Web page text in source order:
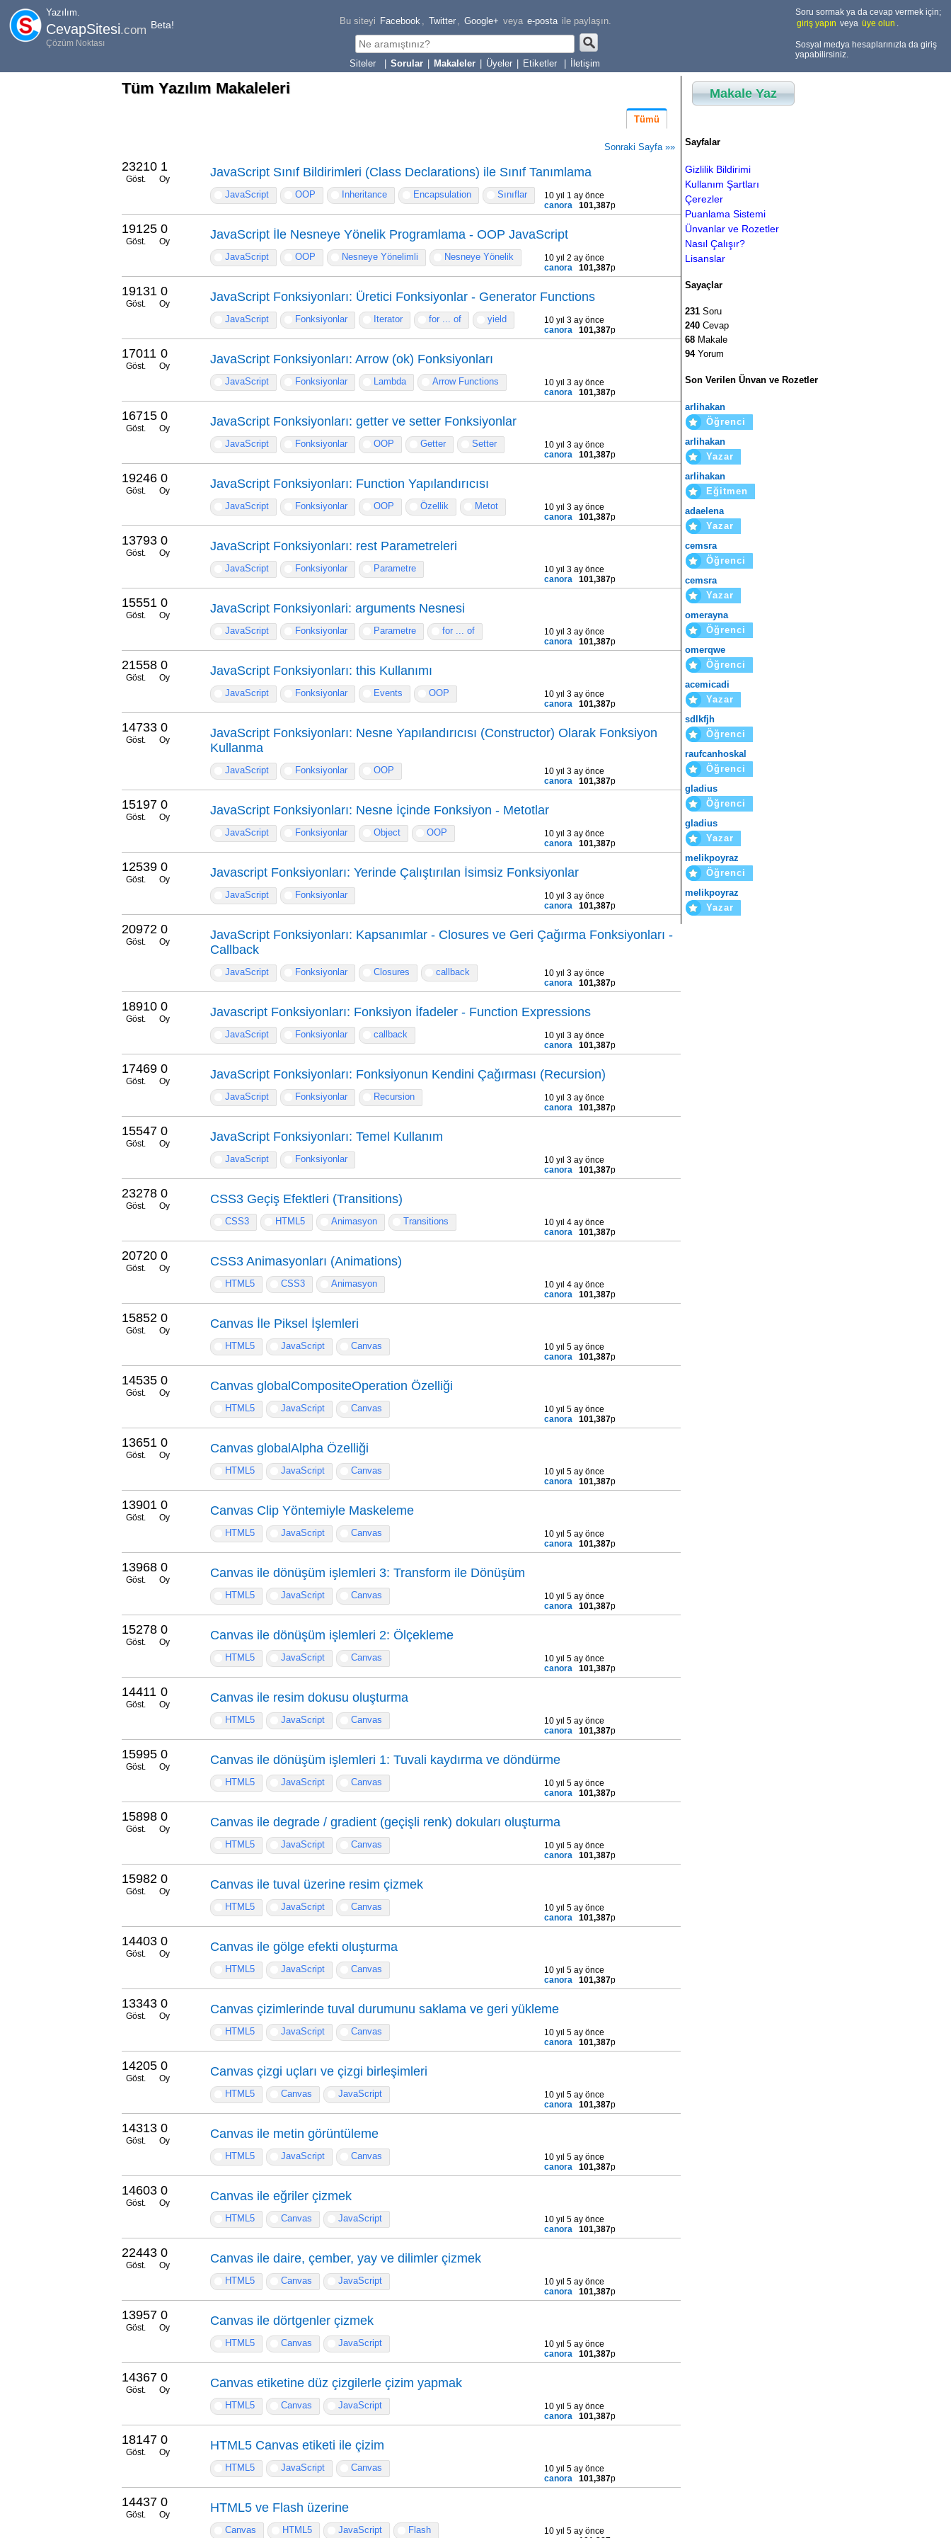
Yazılım.
CevapSitesi.com Beta!
Çözüm Noktası
Bu siteyi Facebook , Twitter , Google+ veya e-posta ile paylaşın.
Sorular Makaleler Üyeler Etiketler İletişim
Soru sormak ya da cevap vermek için;
giriş yapın veya üye olun .
Sosyal medya hesaplarınızla da giriş
yapabilirsiniz.
Tüm Yazılım Makaleleri
Tümü
Sonraki Sayfa »»
23210
Göst.
1
Oy JavaScript Sınıf Bildirimleri (Class Declarations) ile Sınıf Tanımlama
JavaScript OOP Inheritance Encapsulation Sınıflar
10 yıl 1 ay önce
canora
101,387p
19125
Göst.
0
Oy JavaScript İle Nesneye Yönelik Programlama - OOP JavaScript
JavaScript OOP Nesneye Yönelimli Nesneye Yönelik
10 yıl 2 ay önce
canora
101,387p
19131
Göst.
0
Oy JavaScript Fonksiyonları: Üretici Fonksiyonlar - Generator Functions
JavaScript Fonksiyonlar Iterator for ... of yield
10 yıl 3 ay önce
canora
101,387p
17011
Göst.
0
Oy JavaScript Fonksiyonları: Arrow (ok) Fonksiyonları
JavaScript Fonksiyonlar Lambda Arrow Functions
10 yıl 3 ay önce
canora
101,387p
16715
Göst.
0
Oy JavaScript Fonksiyonları: getter ve setter Fonksiyonlar
JavaScript Fonksiyonlar OOP Getter Setter
10 yıl 3 ay önce
canora
101,387p
19246
Göst.
0
Oy JavaScript Fonksiyonları: Function Yapılandırıcısı
JavaScript Fonksiyonlar OOP Özellik Metot
10 yıl 3 ay önce
canora
101,387p
13793
Göst.
0
Oy JavaScript Fonksiyonları: rest Parametreleri
JavaScript Fonksiyonlar Parametre
10 yıl 3 ay önce
canora
101,387p
15551
Göst.
0
Oy JavaScript Fonksiyonlari: arguments Nesnesi
JavaScript Fonksiyonlar Parametre for ... of
10 yıl 3 ay önce
canora
101,387p
21558
Göst.
0
Oy JavaScript Fonksiyonları: this Kullanımı
JavaScript Fonksiyonlar Events OOP
10 yıl 3 ay önce
canora
101,387p
14733
Göst.
0
Oy
JavaScript Fonksiyonları: Nesne Yapılandırıcısı (Constructor) Olarak Fonksiyon
Kullanma
JavaScript Fonksiyonlar OOP
10 yıl 3 ay önce
canora
101,387p
15197
Göst.
0
Oy JavaScript Fonksiyonları: Nesne İçinde Fonksiyon - Metotlar
JavaScript Fonksiyonlar Object OOP
10 yıl 3 ay önce
canora
101,387p
12539
Göst.
0
Oy Javascript Fonksiyonları: Yerinde Çalıştırılan İsimsiz Fonksiyonlar
JavaScript Fonksiyonlar
10 yıl 3 ay önce
canora
101,387p
20972
Göst.
0
Oy
JavaScript Fonksiyonları: Kapsanımlar - Closures ve Geri Çağırma Fonksiyonları -
Callback
JavaScript Fonksiyonlar Closures callback
10 yıl 3 ay önce
canora
101,387p
18910
Göst.
0
Oy Javascript Fonksiyonları: Fonksiyon İfadeler - Function Expressions
JavaScript Fonksiyonlar callback
10 yıl 3 ay önce
canora
101,387p
17469
Göst.
0
Oy JavaScript Fonksiyonları: Fonksiyonun Kendini Çağırması (Recursion)
JavaScript Fonksiyonlar Recursion
10 yıl 3 ay önce
canora
101,387p
15547
Göst.
0
Oy JavaScript Fonksiyonları: Temel Kullanım
JavaScript Fonksiyonlar
10 yıl 3 ay önce
canora
101,387p
23278
Göst.
0
Oy CSS3 Geçiş Efektleri (Transitions)
CSS3 HTML5 Animasyon Transitions
10 yıl 4 ay önce
canora
101,387p
20720
Göst.
0
Oy CSS3 Animasyonları (Animations)
HTML5 CSS3 Animasyon
10 yıl 4 ay önce
canora
101,387p
15852
Göst.
0
Oy Canvas İle Piksel İşlemleri
HTML5 JavaScript Canvas
10 yıl 5 ay önce
canora
101,387p
14535
Göst.
0
Oy Canvas globalCompositeOperation Özelliği
HTML5 JavaScript Canvas
10 yıl 5 ay önce
canora
101,387p
13651
Göst.
0
Oy Canvas globalAlpha Özelliği
HTML5 JavaScript Canvas
10 yıl 5 ay önce
canora
101,387p
13901
Göst.
0
Oy Canvas Clip Yöntemiyle Maskeleme
HTML5 JavaScript Canvas
10 yıl 5 ay önce
canora
101,387p
13968
Göst.
0
Oy Canvas ile dönüşüm işlemleri 3: Transform ile Dönüşüm
HTML5 JavaScript Canvas
10 yıl 5 ay önce
canora
101,387p
15278
Göst.
0
Oy Canvas ile dönüşüm işlemleri 2: Ölçekleme
HTML5 JavaScript Canvas
10 yıl 5 ay önce
canora
101,387p
14411
Göst.
0
Oy Canvas ile resim dokusu oluşturma
HTML5 JavaScript Canvas
10 yıl 5 ay önce
canora
101,387p
15995
Göst.
0
Oy Canvas ile dönüşüm işlemleri 1: Tuvali kaydırma ve döndürme
HTML5 JavaScript Canvas
10 yıl 5 ay önce
canora
101,387p
15898
Göst.
0
Oy Canvas ile degrade / gradient (geçişli renk) dokuları oluşturma
HTML5 JavaScript Canvas
10 yıl 5 ay önce
canora
101,387p
15982
Göst.
0
Oy Canvas ile tuval üzerine resim çizmek
HTML5 JavaScript Canvas
10 yıl 5 ay önce
canora
101,387p
14403
Göst.
0
Oy Canvas ile gölge efekti oluşturma
HTML5 JavaScript Canvas
10 yıl 5 ay önce
canora
101,387p
13343
Göst.
0
Oy Canvas çizimlerinde tuval durumunu saklama ve geri yükleme
HTML5 JavaScript Canvas
10 yıl 5 ay önce
canora
101,387p
14205
Göst.
0
Oy Canvas çizgi uçları ve çizgi birleşimleri
HTML5 Canvas JavaScript
10 yıl 5 ay önce
canora
101,387p
14313
Göst.
0
Oy Canvas ile metin görüntüleme
HTML5 JavaScript Canvas
10 yıl 5 ay önce
canora
101,387p
14603
Göst.
0
Oy Canvas ile eğriler çizmek
HTML5 Canvas JavaScript
10 yıl 5 ay önce
canora
101,387p
22443
Göst.
0
Oy Canvas ile daire, çember, yay ve dilimler çizmek
HTML5 Canvas JavaScript
10 yıl 5 ay önce
canora
101,387p
13957
Göst.
0
Oy Canvas ile dörtgenler çizmek
HTML5 Canvas JavaScript
10 yıl 5 ay önce
canora
101,387p
14367
Göst.
0
Oy Canvas etiketine düz çizgilerle çizim yapmak
HTML5 Canvas JavaScript
10 yıl 5 ay önce
canora
101,387p
18147
Göst.
0
Oy HTML5 Canvas etiketi ile çizim
HTML5 JavaScript Canvas
10 yıl 5 ay önce
canora
101,387p
14437
Göst.
0
Oy HTML5 ve Flash üzerine
Canvas HTML5 JavaScript Flash
10 yıl 5 ay önce
Makale Yaz
Sayfalar
Gizlilik Bildirimi
Kullanım Şartları
Çerezler
Puanlama Sistemi
Ünvanlar ve Rozetler
Nasıl Çalışır?
Lisanslar
Sayaçlar
231 Soru
240 Cevap
68 Makale
94Yorum
Son Verilen Ünvan ve Rozetler
arlihakan
Öğrenci
arlihakan
Yazar
arlihakan
Eğitmen
adaelena
Yazar
cemsra
Öğrenci
cemsra
Yazar
omerayna
Öğrenci
omerqwe
Öğrenci
acemicadi
Yazar
sdlkfjh
Öğrenci
raufcanhoskal
Öğrenci
gladius
Öğrenci
gladius
Yazar
melikpoyraz
Öğrenci
melikpoyraz
Yazar